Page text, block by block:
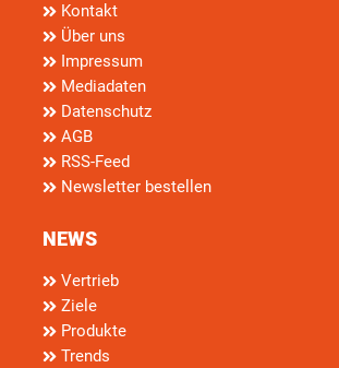
Kontakt
Über uns
Impressum
Mediadaten
Datenschutz
AGB
RSS-Feed
Newsletter bestellen
NEWS
Vertrieb
Ziele
Produkte
Trends